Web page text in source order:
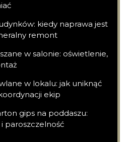
kiedy naprawa jest
remont
w salonie: oświetlenie,
w lokalu: jak uniknąć
ekip
gips na poddaszu:
i paroszczelność